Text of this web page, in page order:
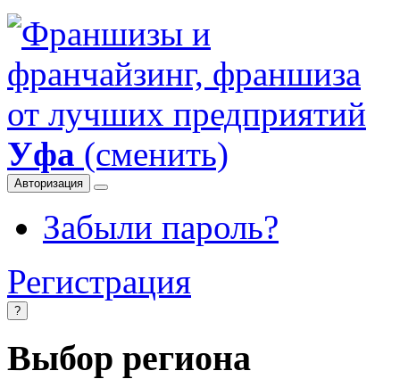
Уфа (сменить)
Авторизация
Забыли пароль?
Регистрация
?
Выбор региона